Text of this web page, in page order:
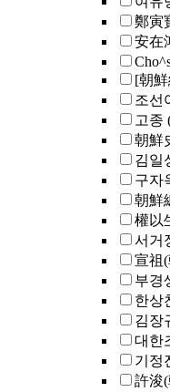
鄭寅
安在
[朝
조선
고종
朝鮮
김일
구자
朝鮮
權以
서거
宣祖
부경
한상
김장
대한
기정
許浚